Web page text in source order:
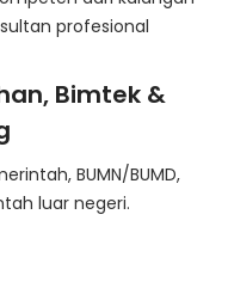
profesional
Bimtek &
BUMN/BUMD,
luar negeri.